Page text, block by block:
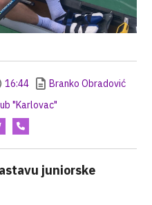
16:44
Branko Obradović
"Karlovac"
juniorske